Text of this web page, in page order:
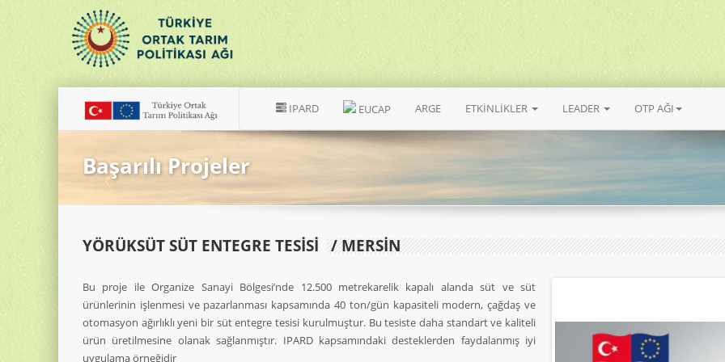
IPARD EUCAP ARGE ETKİNLİKLER LEADER OTP AĞI
Başarılı Projeler
YÖRÜKSÜT SÜT ENTEGRE TESİSİ / MERSİN
Bu proje ile Organize Sanayi Bölgesi’nde 12.500 metrekarelik kapalı alanda süt ve süt
ürünlerinin işlenmesi ve pazarlanması kapsamında 40 ton/gün kapasiteli modern, çağdaş ve
otomasyon ağırlıklı yeni bir süt entegre tesisi kurulmuştur. Bu tesiste daha standart ve kaliteli
ürün üretilmesine olanak sağlanmıştır. IPARD kapsamındaki desteklerden faydalanmış iyi
uygulama örneğidir